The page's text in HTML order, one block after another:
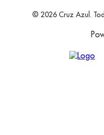
© 2026 Cruz Azul.